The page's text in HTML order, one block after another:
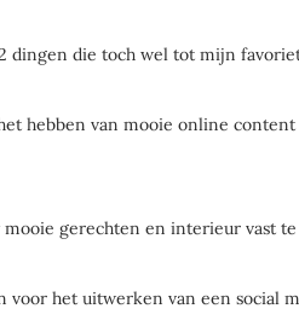
dingen die toch wel tot mijn
hebben van mooie online
gerechten en interieur vast
voor het uitwerken van een social